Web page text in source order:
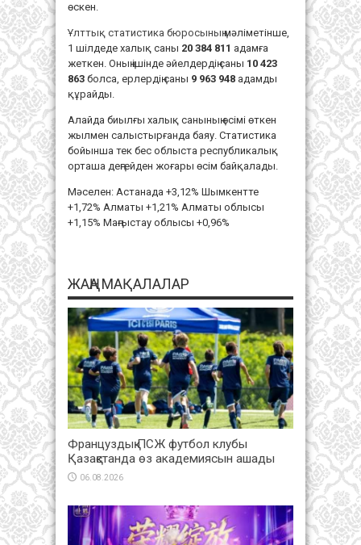
өскен.
Ұлттық статистика бюросыныңмәліметінше,
1 шілдеде халық саны 20 384 811 адамға
жеткен. Оның ішінде әйелдердің саны 10 423
863 болса, ерлердің саны 9 963 948 адамды
құрайды.
Алайда биылғы халық санының өсімі өткен
жылмен салыстырғанда баяу. Статистика
бойынша тек бес облыста республикалық
орташа деңгейден жоғары өсім байқалады.
Мәселен: Астанада +3,12% Шымкентте
+1,72% Алматы +1,21% Алматы облысы
+1,15% Маңғыстау облысы +0,96%
ЖАҢА МАҚАЛАЛАР
Француздық ПСЖ футбол клубы
Қазақстанда өз академиясын ашады
06.08.2026